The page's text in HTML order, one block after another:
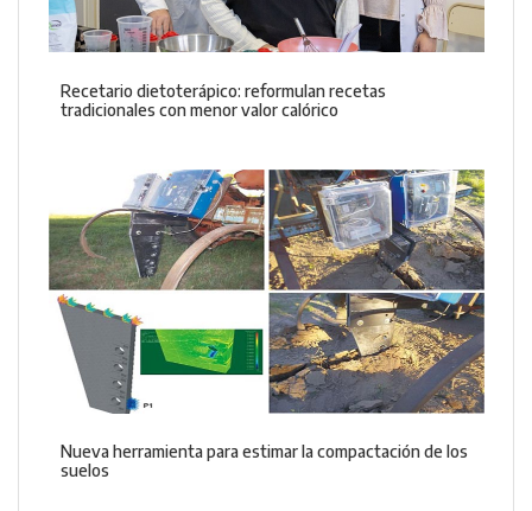
Recetario dietoterápico: reformulan recetas
tradicionales con menor valor calórico
Nueva herramienta para estimar la compactación de los
suelos